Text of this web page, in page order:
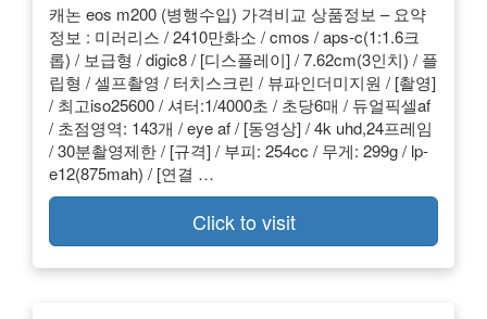
캐논 eos m200 (병행수입) 가격비교 상품정보 – 요약
정보 : 미러리스 / 2410만화소 / cmos / aps-c(1:1.6크
롭) / 보급형 / digic8 / [디스플레이] / 7.62cm(3인치) / 플
립형 / 셀프촬영 / 터치스크린 / 뷰파인더미지원 / [촬영]
/ 최고iso25600 / 셔터:1/4000초 / 초당6매 / 듀얼픽셀af
/ 초점영역: 143개 / eye af / [동영상] / 4k uhd,24프레임
/ 30분촬영제한 / [규격] / 부피: 254cc / 무게: 299g / lp-
e12(875mah) / [연결 …
Click to visit